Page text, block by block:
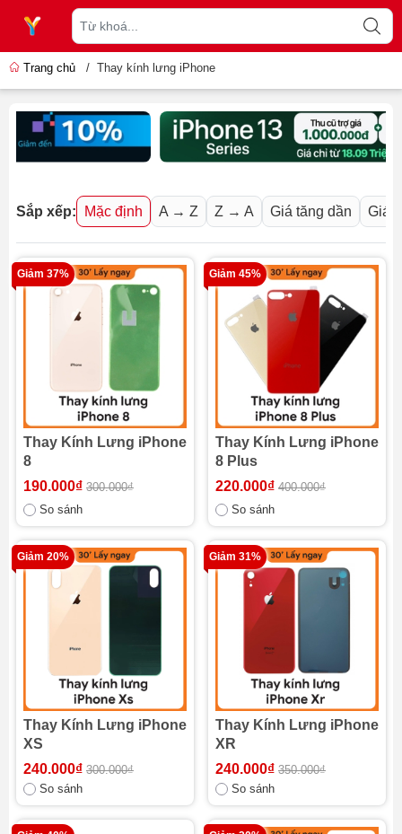
Trang chủ / Thay kính lưng iPhone
Sắp xếp: Mặc định A → Z Z → A Giá tăng dần Giá
Giảm 37%
Thay Kính Lưng iPhone
8
190.000₫ 300.000₫
So sánh
Giảm 45%
Thay Kính Lưng iPhone
8 Plus
220.000₫ 400.000₫
So sánh
Giảm 20%
Thay Kính Lưng iPhone
XS
240.000₫ 300.000₫
So sánh
Giảm 31%
Thay Kính Lưng iPhone
XR
240.000₫ 350.000₫
So sánh